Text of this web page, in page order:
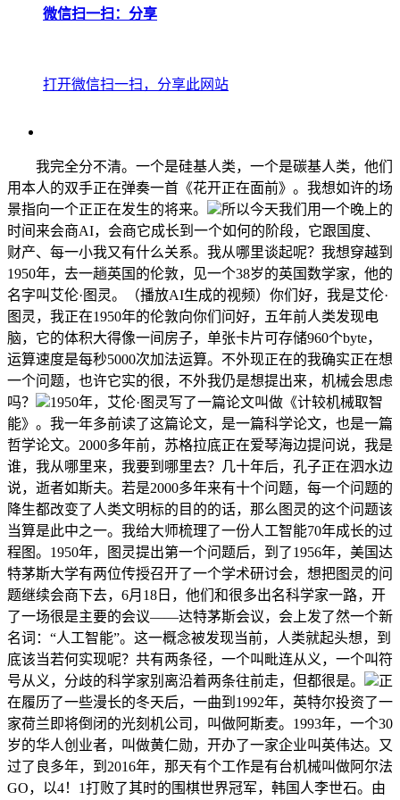
微信扫一扫：分享
打开微信扫一扫，分享此网站
我完全分不清。一个是硅基人类，一个是碳基人类，他们
用本人的双手正在弹奏一首《花开正在面前》。我想如许的场
景指向一个正正在发生的将来。
所以今天我们用一个晚上的
时间来会商AI，会商它成长到一个如何的阶段，它跟国度、
财产、每一小我又有什么关系。我从哪里谈起呢？我想穿越到
1950年，去一趟英国的伦敦，见一个38岁的英国数学家，他的
名字叫艾伦·图灵。（播放AI生成的视频）你们好，我是艾伦·
图灵，我正在1950年的伦敦向你们问好，五年前人类发现电
脑，它的体积大得像一间房子，单张卡片可存储960个byte，
运算速度是每秒5000次加法运算。不外现正在的我确实正在想
一个问题，也许它实的很，不外我仍是想提出来，机械会思虑
吗？
1950年，艾伦·图灵写了一篇论文叫做《计较机械取智
能》。我一年多前读了这篇论文，是一篇科学论文，也是一篇
哲学论文。2000多年前，苏格拉底正在爱琴海边提问说，我是
谁，我从哪里来，我要到哪里去？几十年后，孔子正在泗水边
说，逝者如斯夫。若是2000多年来有十个问题，每一个问题的
降生都改变了人类文明标的目的的话，那么图灵的这个问题该
当算是此中之一。我给大师梳理了一份人工智能70年成长的过
程图。1950年，图灵提出第一个问题后，到了1956年，美国达
特茅斯大学有两位传授召开了一个学术研讨会，想把图灵的问
题继续会商下去，6月18日，他们和很多出名科学家一路，开
了一场很是主要的会议——达特茅斯会议，会上发了然一个新
名词：“人工智能”。这一概念被发现当前，人类就起头想，到
底该当若何实现呢？共有两条径，一个叫毗连从义，一个叫符
号从义，分歧的科学家别离沿着两条往前走，但都很是。
正
在履历了一些漫长的冬天后，一曲到1992年，英特尔投资了一
家荷兰即将倒闭的光刻机公司，叫做阿斯麦。1993年，一个30
岁的华人创业者，叫做黄仁勋，开办了一家企业叫英伟达。又
过了良多年，到2016年，那天有个工作是有台机械叫做阿尔法
GO，以4！1打败了其时的围棋世界冠军，韩国人李世石。由